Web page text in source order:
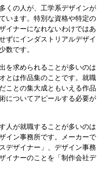
くの人が、工学系デザインが
います。特別な資格や特定の
イナーになれないわけではあ
ずにインダストリアルデザイ
数です。
を求められることが多いのは
とは作品集のことです。就職
ことの集大成ともいえる作品
についてアピールする必要が
人が就職することが多いのは
イン事務所です。メーカーで
デザイナー」、デザイン事務
イナーのことを「制作会社デ